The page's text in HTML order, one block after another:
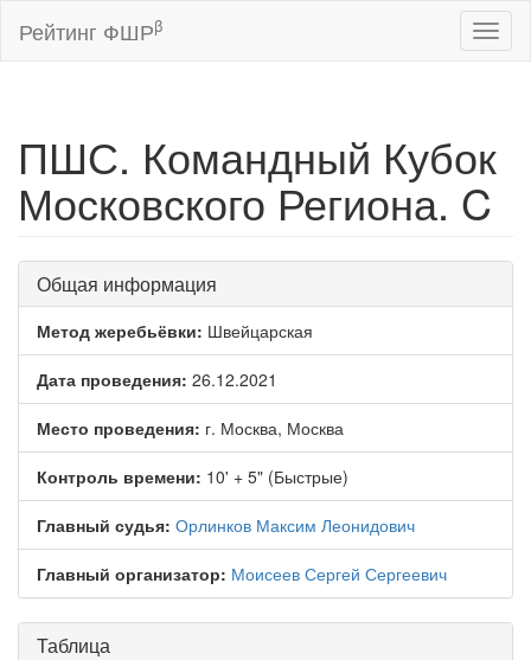
Рейтинг ФШРβ
ПШС. Командный Кубок
Московского Региона. C
Общая информация
Метод жеребьёвки: Швейцарская
Дата проведения: 26.12.2021
Место проведения: г. Москва, Москва
Контроль времени: 10' + 5" (Быстрые)
Главный судья: Орлинков Максим Леонидович
Главный организатор: Моисеев Сергей Сергеевич
Таблица